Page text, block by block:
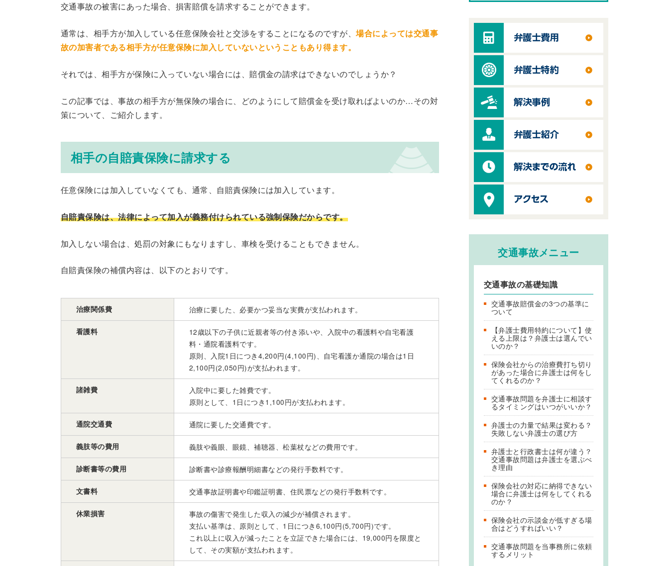
交通事故の被害にあった場合、損害賠償を請求することができます。
通常は、相手方が加入している任意保険会社と交渉をすることになるのですが、場合によっては交通事
故の加害者である相手方が任意保険に加入していないということもあり得ます。
それでは、相手方が保険に入っていない場合には、賠償金の請求はできないのでしょうか？
この記事では、事故の相手方が無保険の場合に、どのようにして賠償金を受け取ればよいのか…その対
策について、ご紹介します。
相手の自賠責保険に請求する
任意保険には加入していなくても、通常、自賠責保険には加入しています。
自賠責保険は、法律によって加入が義務付けられている強制保険だからです。
加入しない場合は、処罰の対象にもなりますし、車検を受けることもできません。
自賠責保険の補償内容は、以下のとおりです。
治療関係費 治療に要した、必要かつ妥当な実費が支払われます。
看護料
12歳以下の子供に近親者等の付き添いや、入院中の看護料や自宅看護
料・通院看護料です。
原則、入院1日につき4,200円(4,100円)、自宅看護か通院の場合は1日
2,100円(2,050円)が支払われます。
諸雑費
入院中に要した雑費です。
原則として、1日につき1,100円が支払われます。
通院交通費 通院に要した交通費です。
義肢等の費用 義肢や義眼、眼鏡、補聴器、松葉杖などの費用です。
診断書等の費用 診断書や診療報酬明細書などの発行手数料です。
文書料 交通事故証明書や印鑑証明書、住民票などの発行手数料です。
休業損害
事故の傷害で発生した収入の減少が補償されます。
支払い基準は、原則として、1日につき6,100円(5,700円)です。
これ以上に収入が減ったことを立証できた場合には、19,000円を限度と
して、その実額が支払われます。
交通事故メニュー
交通事故の基礎知識
交通事故賠償金の3つの基準に
ついて
【弁護士費用特約について】使
える上限は？弁護士は選んでい
いのか？
保険会社からの治療費打ち切り
があった場合に弁護士は何をし
てくれるのか？
交通事故問題を弁護士に相談す
るタイミングはいつがいいか？
弁護士の力量で結果は変わる？
失敗しない弁護士の選び方
弁護士と行政書士は何が違う？
交通事故問題は弁護士を選ぶべ
き理由
保険会社の対応に納得できない
場合に弁護士は何をしてくれる
のか？
保険会社の示談金が低すぎる場
合はどうすればいい？
交通事故問題を当事務所に依頼
するメリット